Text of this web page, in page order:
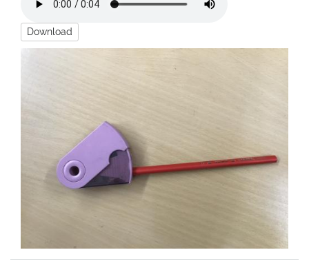
Download